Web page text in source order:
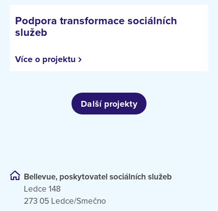
Podpora transformace sociálních
služeb
Více o projektu
Další projekty
Bellevue, poskytovatel sociálních služeb
Ledce 148
273 05 Ledce/Smečno